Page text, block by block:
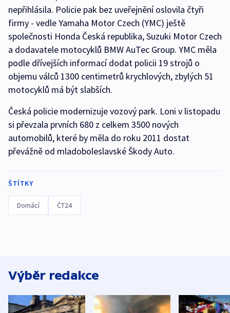
nepřihlásila. Policie pak bez uveřejnění oslovila čtyři
firmy - vedle Yamaha Motor Czech (YMC) ještě
společnosti Honda Česká republika, Suzuki Motor Czech
a dodavatele motocyklů BMW AuTec Group. YMC měla
podle dřívejších informací dodat policii 19 strojů o
objemu válců 1300 centimetrů krychlových, zbylých 51
motocyklů má být slabších.
Česká policie modernizuje vozový park. Loni v listopadu
si převzala prvních 680 z celkem 3500 nových
automobilů, které by měla do roku 2011 dostat
převážně od mladoboleslavské Škody Auto.
ŠTÍTKY
Domácí ČT24
Výběr redakce